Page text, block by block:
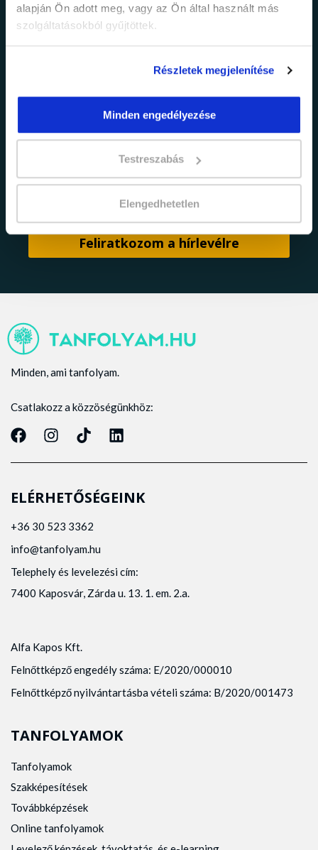
alapján Ön adott meg, vagy az Ön által használt más
szolgáltatásokból gyűjtöttek.
Részletek megjelenítése
Minden engedélyezése
Testreszabás
Elengedhetetlen
Értesülj elsőként legújabb tanfolyamainkról,
legfrissebb híreinkről és időszakos
promócióinkról.
Elfogadom azadatkezelési tájékoztatóban
Minden, ami tanfolyam.
Csatlakozz a közzöségünkhöz:
ELÉRHETŐSÉGEINK
+36 30 523 3362
info@tanfolyam.hu
Telephely és levelezési cím:
7400 Kaposvár, Zárda u. 13. 1. em. 2.a.
Alfa Kapos Kft.
Felnőttképző engedély száma: E/2020/000010
Felnőttképző nyilvántartásba vételi száma: B/2020/001473
TANFOLYAMOK
Tanfolyamok
Szakképesítések
Továbbképzések
Online tanfolyamok